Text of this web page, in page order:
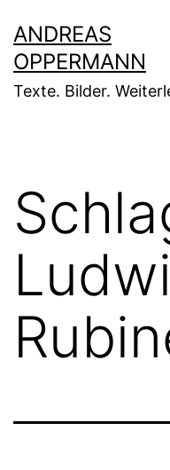
Inhalt
springen
ANDREAS
OPPERMANN
Texte. Bilder.